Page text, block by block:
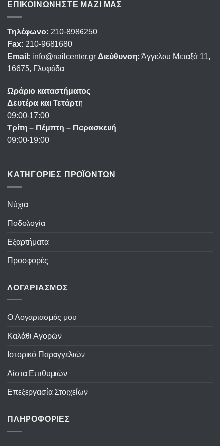
ΕΠΙΚΟΙΝΩΝΉΣΤΕ ΜΑΖΊ ΜΑΣ
Τηλέφωνο: 210-8986250
Fax: 210-9681680
Email: info@nailcenter.gr Διεύθυνση: Άγγελου Μεταξά 11,
16675, Γλυφάδα
Ωράριο καταστήματος
Δευτέρα και Τετάρτη
09:00-17:00
Τρίτη – Πέμπτη – Παρασκευή
09:00-19:00
ΚΑΤΗΓΟΡΙΕΣ ΠΡΟΪΟΝΤΩΝ
Νύχια
Ποδολογία
Εξαρτήματα
Προσφορές
ΛΟΓΑΡΙΑΣΜΟΣ
Ο Λογαριασμός μου
Καλάθι Αγορών
Ιστορικό Παραγγελιών
Λίστα Επιθυμιών
Επεξεργασία Στοιχείων
ΠΛΗΡΟΦΟΡΙΕΣ